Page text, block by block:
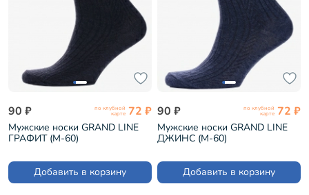
90 ₽ по клубной
карте 72 ₽
Мужские носки GRAND LINE
ГРАФИТ (М-60)
Добавить в корзину
90 ₽ по клубной
карте 72 ₽
Мужские носки GRAND LINE
ДЖИНС (М-60)
Добавить в корзину